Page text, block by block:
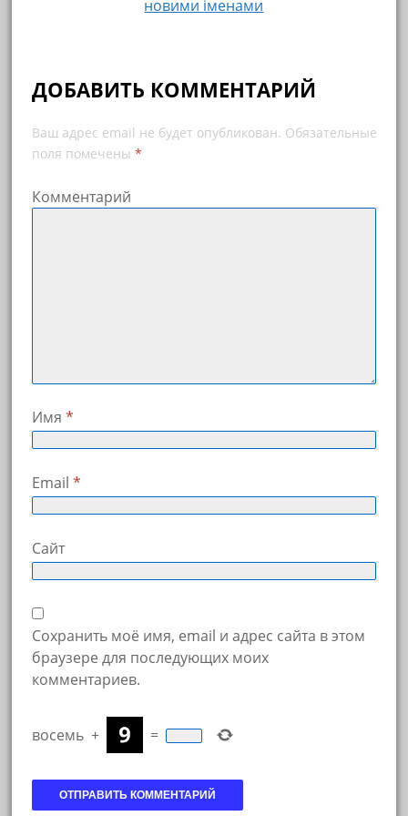
новими іменами
ДОБАВИТЬ КОММЕНТАРИЙ
Ваш адрес email не будет опубликован. Обязательные
поля помечены *
Комментарий
Имя *
Email *
Сайт
Сохранить моё имя, email и адрес сайта в этом
браузере для последующих моих
комментариев.
восемь + =